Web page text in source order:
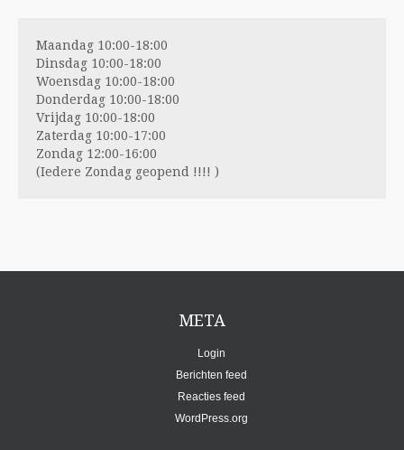
Maandag 10:00-18:00
Dinsdag 10:00-18:00
Woensdag 10:00-18:00
Donderdag 10:00-18:00
Vrijdag 10:00-18:00
Zaterdag 10:00-17:00
Zondag 12:00-16:00
(Iedere Zondag geopend !!!! )
META
Login
Berichten feed
Reacties feed
WordPress.org